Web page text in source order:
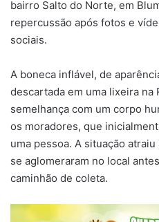
bairro Salto do Norte, em
repercussão após fotos e
sociais.
A boneca inflável, de
descartada em uma lixeira na
semelhança com um corpo
os moradores, que
uma pessoa. A situação
se aglomeraram no local
caminhão de coleta.